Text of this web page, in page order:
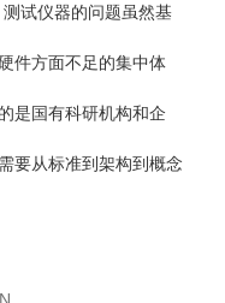
试仪器的问题虽然基
件方面不足的集中体
是国有科研机构和企
要从标准到架构到概念